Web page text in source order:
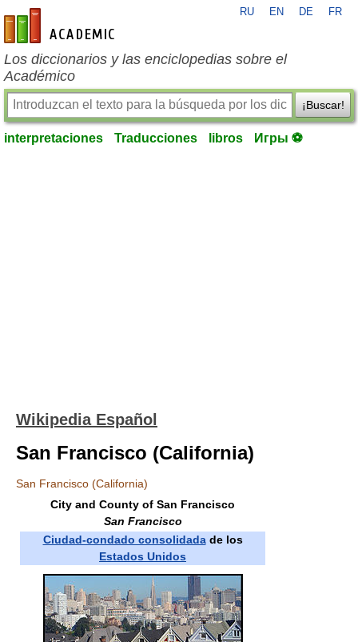
es-academic.com
RU EN DE FR
Los diccionarios y las enciclopedias sobre el
Académico
¡Buscar!
interpretaciones Traducciones libros Игры ⚽
Wikipedia Español
San Francisco (California)
San Francisco (California)
City and County of San Francisco
San Francisco
Ciudad-condado consolidadade los
Estados Unidos